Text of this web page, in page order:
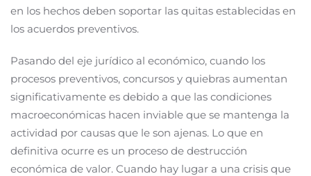
en los hechos deben soportar las quitas establecidas en
los acuerdos preventivos.
Pasando del eje jurídico al económico, cuando los
procesos preventivos, concursos y quiebras aumentan
significativamente es debido a que las condiciones
macroeconómicas hacen inviable que se mantenga la
actividad por causas que le son ajenas. Lo que en
definitiva ocurre es un proceso de destrucción
económica de valor. Cuando hay lugar a una crisis que